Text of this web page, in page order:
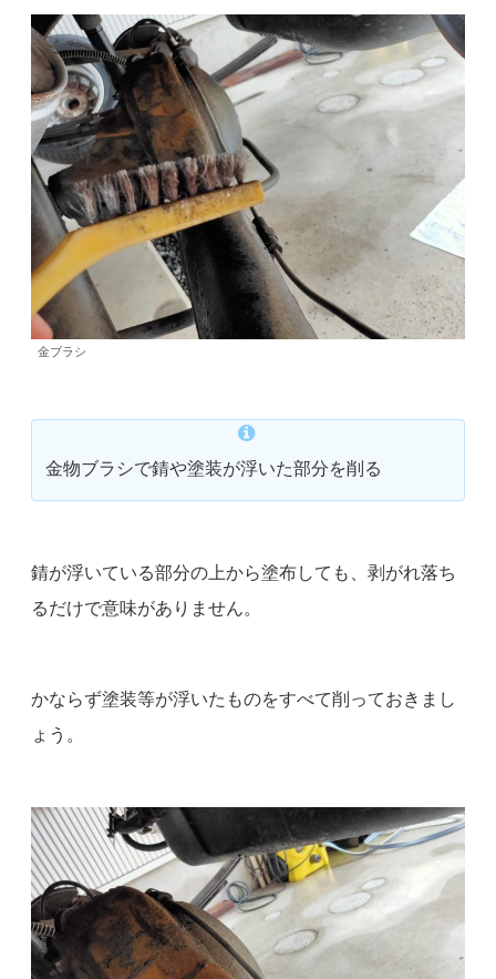
金ブラシ
金物ブラシで錆や塗装が浮いた部分を削る
錆が浮いている部分の上から塗布しても、剥がれ落ち
るだけで意味がありません。
かならず塗装等が浮いたものをすべて削っておきまし
ょう。